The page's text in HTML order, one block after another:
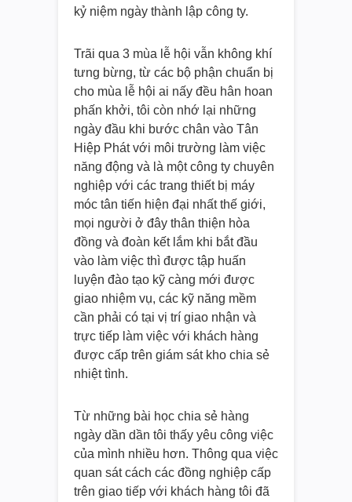
kỷ niệm ngày thành lập công ty.
Trãi qua 3 mùa lễ hội vẫn không khí
tưng bừng, từ các bộ phận chuẩn bị
cho mùa lễ hội ai nấy đều hân hoan
phấn khởi, tôi còn nhớ lại những
ngày đầu khi bước chân vào Tân
Hiệp Phát với môi trường làm việc
năng động và là một công ty chuyên
nghiệp với các trang thiết bị máy
móc tân tiến hiện đại nhất thế giới,
mọi người ở đây thân thiện hòa
đồng và đoàn kết lắm khi bắt đầu
vào làm việc thì được tập huấn
luyện đào tạo kỹ càng mới được
giao nhiệm vụ, các kỹ năng mềm
cần phải có tại vị trí giao nhận và
trực tiếp làm việc với khách hàng
được cấp trên giám sát kho chia sẻ
nhiệt tình.
Từ những bài học chia sẻ hàng
ngày dần dần tôi thấy yêu công việc
của mình nhiều hơn. Thông qua việc
quan sát cách các đồng nghiệp cấp
trên giao tiếp với khách hàng tôi đã